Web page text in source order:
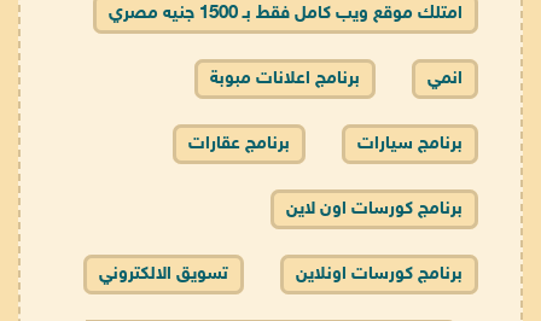
امتلك موقع ويب كامل فقط بـ 1500 جنيه مصري
انمي برنامج اعلانات مبوبة
برنامج سيارات برنامج عقارات
برنامج كورسات اون لاين
برنامج كورسات اونلاين تسويق الالكتروني